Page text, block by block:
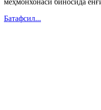
Батафсил...